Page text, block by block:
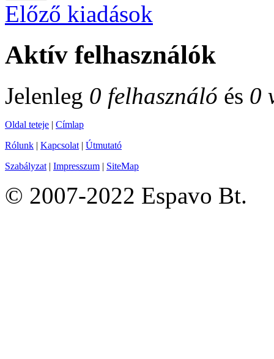
Előző kiadások
Aktív felhasználók
Jelenleg 0 felhasználó és 0
Oldal teteje | Címlap
Rólunk | Kapcsolat | Útmutató
Szabályzat | Impresszum | SiteMap
© 2007-2022 Espavo Bt.